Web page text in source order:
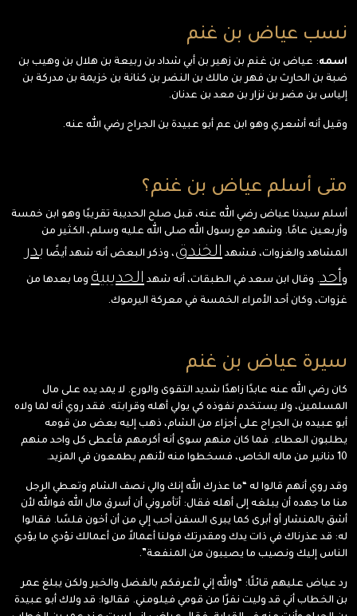
نسب عياض بن غنم
اسمه: عياض بن غنم بن زهير بن أبي شداد بن ربيعة بن هلال بن وهيب بن
ضبة بن الحارث بن فهر بن مالك بن النضر بن كنانة بن خزيمة بن مدركة بن
إلياس بن مضر بن نزار بن معد بن عدنان.
وقيل أنه أشعري وهو ابن عم أبو عبيدة بن الجراح رضي الله عنه.
متى أسلم عياض بن غنم؟
أسلم سيدنا عياض رضي الله عنه، قبل صلح الحديبة تقريبًا وهو ابن خمسة
وأربعين عامًا. وشهد مع رسول الله صلى الله عليه وسلم، الكثير من
المشاهد والغزوات، فشهد الخندق ، وذكر البعض أنه شهد أيضًا بدر
وأحد. وقال ابن سعد في الطبقات، أنه شهد الحديبية وما بعدها من
غزوات، وكان أحد الأمراء الخمسة في معركة اليرموك.
سيرة عياض بن غنم
كان رضي الله عنه عابدًا زاهدًا شديد التقوى والورع. لا يمد يده على مال
المسلمين، ولا يستخدم نفوذه كي يولي أهله وقرابته. فقد روي أنه لما ولاه
أبو عبيده بن الجراح على أجزاء من الشام، ذهب إليه بعض من قومه
يطلبون العطاء. فما كان منهم سوى أنه أكرمهم فأعطى كل واحد منهم
10 دنانير من ماله الخاص، فسخطوا منه لأنهم يطمعون في المزيد.
وقد روي أنهم قالوا له “ما عذرك الله إنك والي نصف الشام وتعطي الرجل
منا ما جهده أن يبلغه إلى أهله فقال: أتأمروني أن أسرق مال الله فوالله لأن
أشق بالمنشار أو أبرى كما يبرى السفن أحب إلي من أن أخون فلسًا. فقالوا
له: قد عذرناك في ذات يدك ومقدرتك فولنا أعمالاً من أعمالك نؤدي ما يؤدي
الناس إليك ونصيب ما يصيبون من المنفعة”.
رد عياض عليهم قائلًا: “والله إني لأعرفكم بالفضل والخير ولكن يبلغ عمر
بن الخطاب أني قد وليت نفرًا من قومي فيلومني. فقالوا: قد ولاك أبو عبيدة